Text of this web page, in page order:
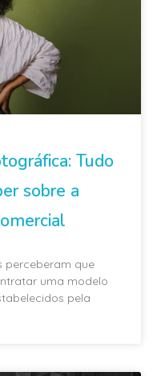
Tudo
sobre a
perceberam que
uma modelo
pela